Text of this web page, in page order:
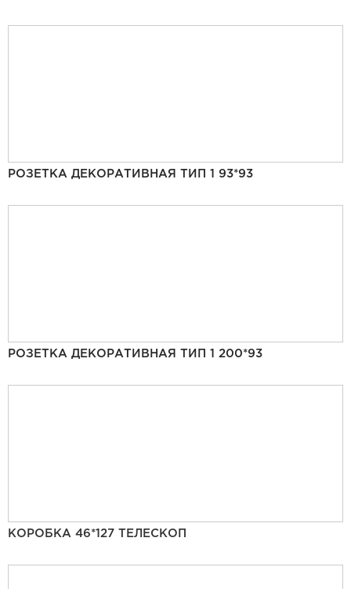
РОЗЕТКА ДЕКОРАТИВНАЯ ТИП 1 93*93
РОЗЕТКА ДЕКОРАТИВНАЯ ТИП 1 200*93
КОРОБКА 46*127 ТЕЛЕСКОП